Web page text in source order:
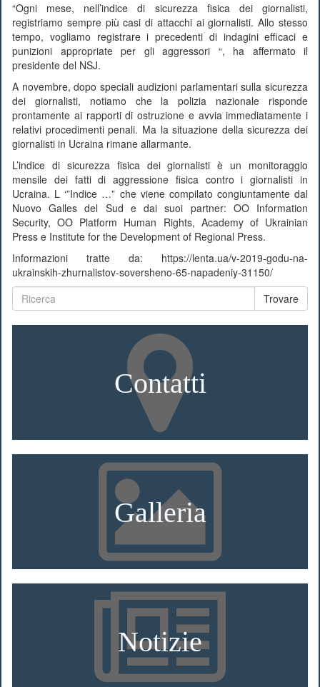
“Ogni mese, nell’indice di sicurezza fisica dei giornalisti,
registriamo sempre più casi di attacchi ai giornalisti. Allo stesso
tempo, vogliamo registrare i precedenti di indagini efficaci e
punizioni appropriate per gli aggressori “, ha affermato il
presidente del NSJ.
A novembre, dopo speciali audizioni parlamentari sulla sicurezza
dei giornalisti, notiamo che la polizia nazionale risponde
prontamente ai rapporti di ostruzione e avvia immediatamente i
relativi procedimenti penali. Ma la situazione della sicurezza dei
giornalisti in Ucraina rimane allarmante.
L’indice di sicurezza fisica dei giornalisti è un monitoraggio
mensile dei fatti di aggressione fisica contro i giornalisti in
Ucraina. L ‘”Indice …” che viene compilato congiuntamente dal
Nuovo Galles del Sud e dai suoi partner: OO Information
Security, OO Platform Human Rights, Academy of Ukrainian
Press e Institute for the Development of Regional Press.
Informazioni tratte da: https://lenta.ua/v-2019-godu-na-
ukrainskih-zhurnalistov-soversheno-65-napadeniy-31150/
Trovare
Contatti
Galleria
Notizie